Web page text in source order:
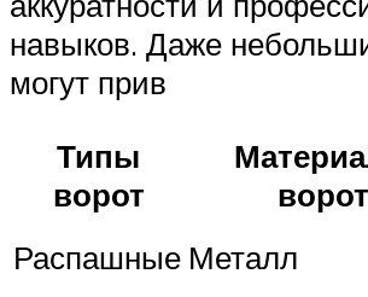
навыков. Даже
могут прив
Типы
ворот
ворот
Распашные Металл